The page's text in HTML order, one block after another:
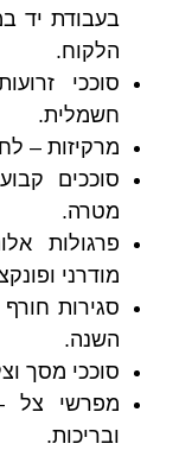
בעבודת יד
הלקוח.
סוככי
חשמלית.
מרקיזות –
סוככים
מטרה.
פרגולות
מודרני
סגירות
השנה.
סוככי מסך
מפרשי צל
ובריכות.